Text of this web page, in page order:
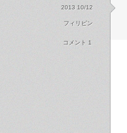
2013 10/12
フィリピン
コメント 1